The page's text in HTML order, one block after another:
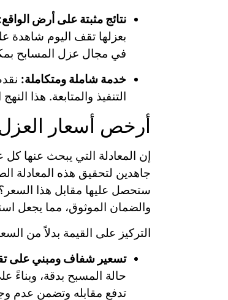
نتائج مثبتة على أرض
بعزلها تقف اليوم شاهدة
في مجال عزل المسابح
خدمة شاملة ومتكاملة:
التنفيذ والمتابعة. هذا
أرخص أسعار
إن المعادلة التي يبحث عنها
جاهدين لتحقيق هذه المعادلة
ستحصل عليها مقابل هذا
والضمان الموثوق، مما يجعل
التركيز على القيمة بدلاً من
تسعير شفاف ومبني على
حالة المسبح بدقة،
تدفع مقابله وتضمن عدم